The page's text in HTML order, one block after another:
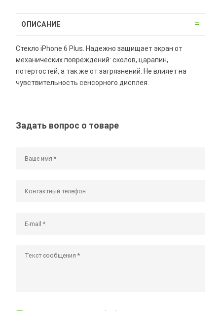
ОПИСАНИЕ
Стекло iPhone 6 Plus. Надежно защищает экран от
механических повреждений: сколов, царапин,
потертостей, а так же от загрязнений. Не влияет на
чувствительность сенсорного дисплея.
Задать вопрос о товаре